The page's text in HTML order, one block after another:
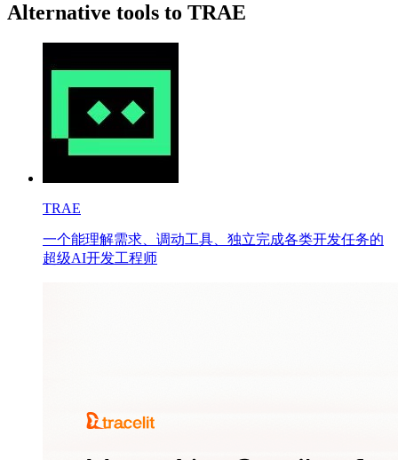
Alternative tools to TRAE
TRAE
一个能理解需求、调动工具、独立完成各类开发任务的
超级AI开发工程师